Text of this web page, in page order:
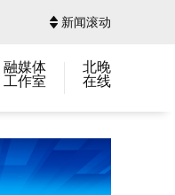
新闻滚动
融媒体
工作室
北晚
在线